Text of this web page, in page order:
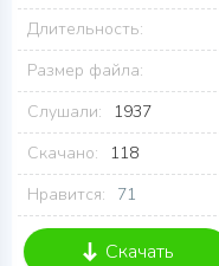
Длительность:
Размер файла:
Слушали:
1937
Скачано:
118
Нравится:
71
Скачать